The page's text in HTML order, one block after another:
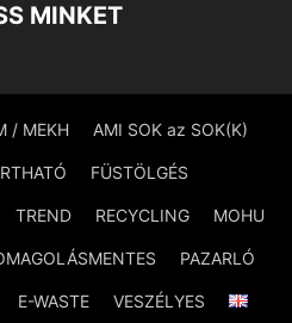
MINKET
/ MEKH AMI SOK az SOK(K)
FÜSTÖLGÉS
TREND RECYCLING MOHU
PAZARLÓ
E-WASTE VESZÉLYES